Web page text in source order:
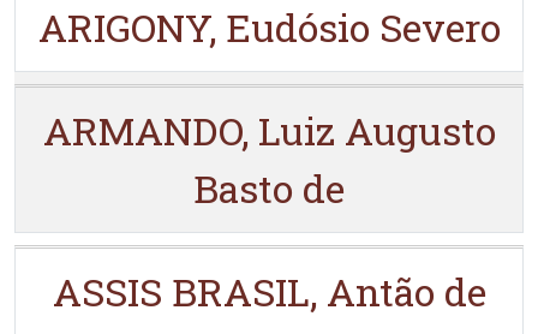
ARIGONY, Eudósio Severo
ARMANDO, Luiz Augusto
Basto de
ASSIS BRASIL, Antão de